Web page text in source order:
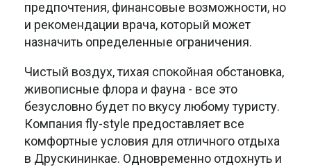
предпочтения, финансовые возможности, но
и рекомендации врача, который может
назначить определенные ограничения.
Чистый воздух, тихая спокойная обстановка,
живописные флора и фауна - все это
безусловно будет по вкусу любому туристу.
Компания fly-style предоставляет все
комфортные условия для отличного отдыха
в Друскининкае. Одновременно отдохнуть и